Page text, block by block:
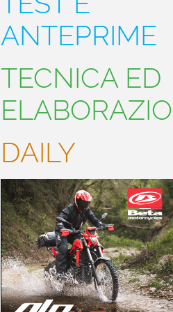
ANTEPRIME
TECNICA ED
DAILY